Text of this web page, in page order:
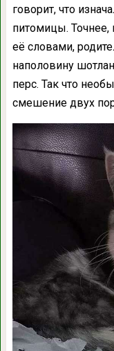
говорит, что
питомицы. Точнее,
её словами,
наполовину
перс. Так что
смешение двух